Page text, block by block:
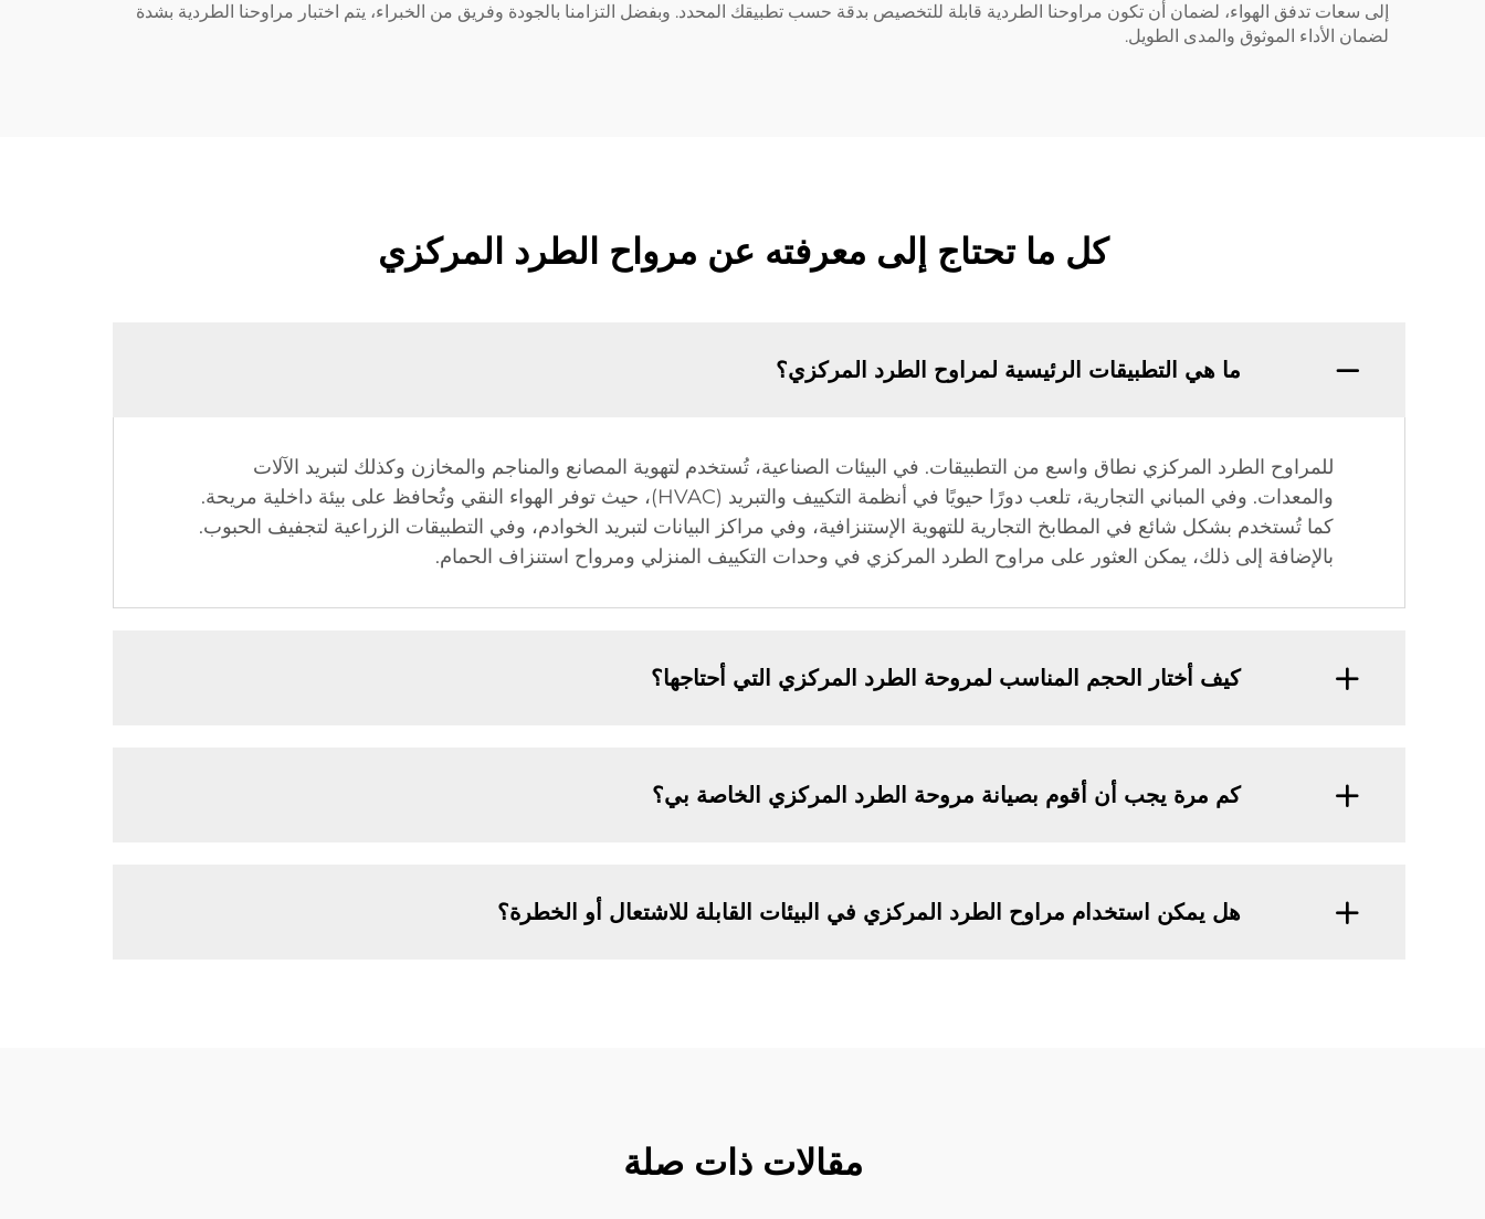
إلى سعات تدفق الهواء، لضمان أن تكون مراوحنا الطردية قابلة للتخصيص بدقة حسب تطبيقك المحدد. وبفضل التزامنا بالجودة وفريق من الخبراء، يتم اختبار مراوحنا الطردية بشدة
لضمان الأداء الموثوق والمدى الطويل.
كل ما تحتاج إلى معرفته عن مرواح الطرد المركزي
ما هي التطبيقات الرئيسية لمراوح الطرد المركزي؟
للمراوح الطرد المركزي نطاق واسع من التطبيقات. في البيئات الصناعية، تُستخدم لتهوية المصانع والمناجم والمخازن وكذلك لتبريد الآلات
والمعدات. وفي المباني التجارية، تلعب دورًا حيويًا في أنظمة التكييف والتبريد (HVAC)، حيث توفر الهواء النقي وتُحافظ على بيئة داخلية مريحة.
كما تُستخدم بشكل شائع في المطابخ التجارية للتهوية الإستنزافية، وفي مراكز البيانات لتبريد الخوادم، وفي التطبيقات الزراعية لتجفيف الحبوب.
بالإضافة إلى ذلك، يمكن العثور على مراوح الطرد المركزي في وحدات التكييف المنزلي ومرواح استنزاف الحمام.
كيف أختار الحجم المناسب لمروحة الطرد المركزي التي أحتاجها؟
كم مرة يجب أن أقوم بصيانة مروحة الطرد المركزي الخاصة بي؟
هل يمكن استخدام مراوح الطرد المركزي في البيئات القابلة للاشتعال أو الخطرة؟
مقالات ذات صلة